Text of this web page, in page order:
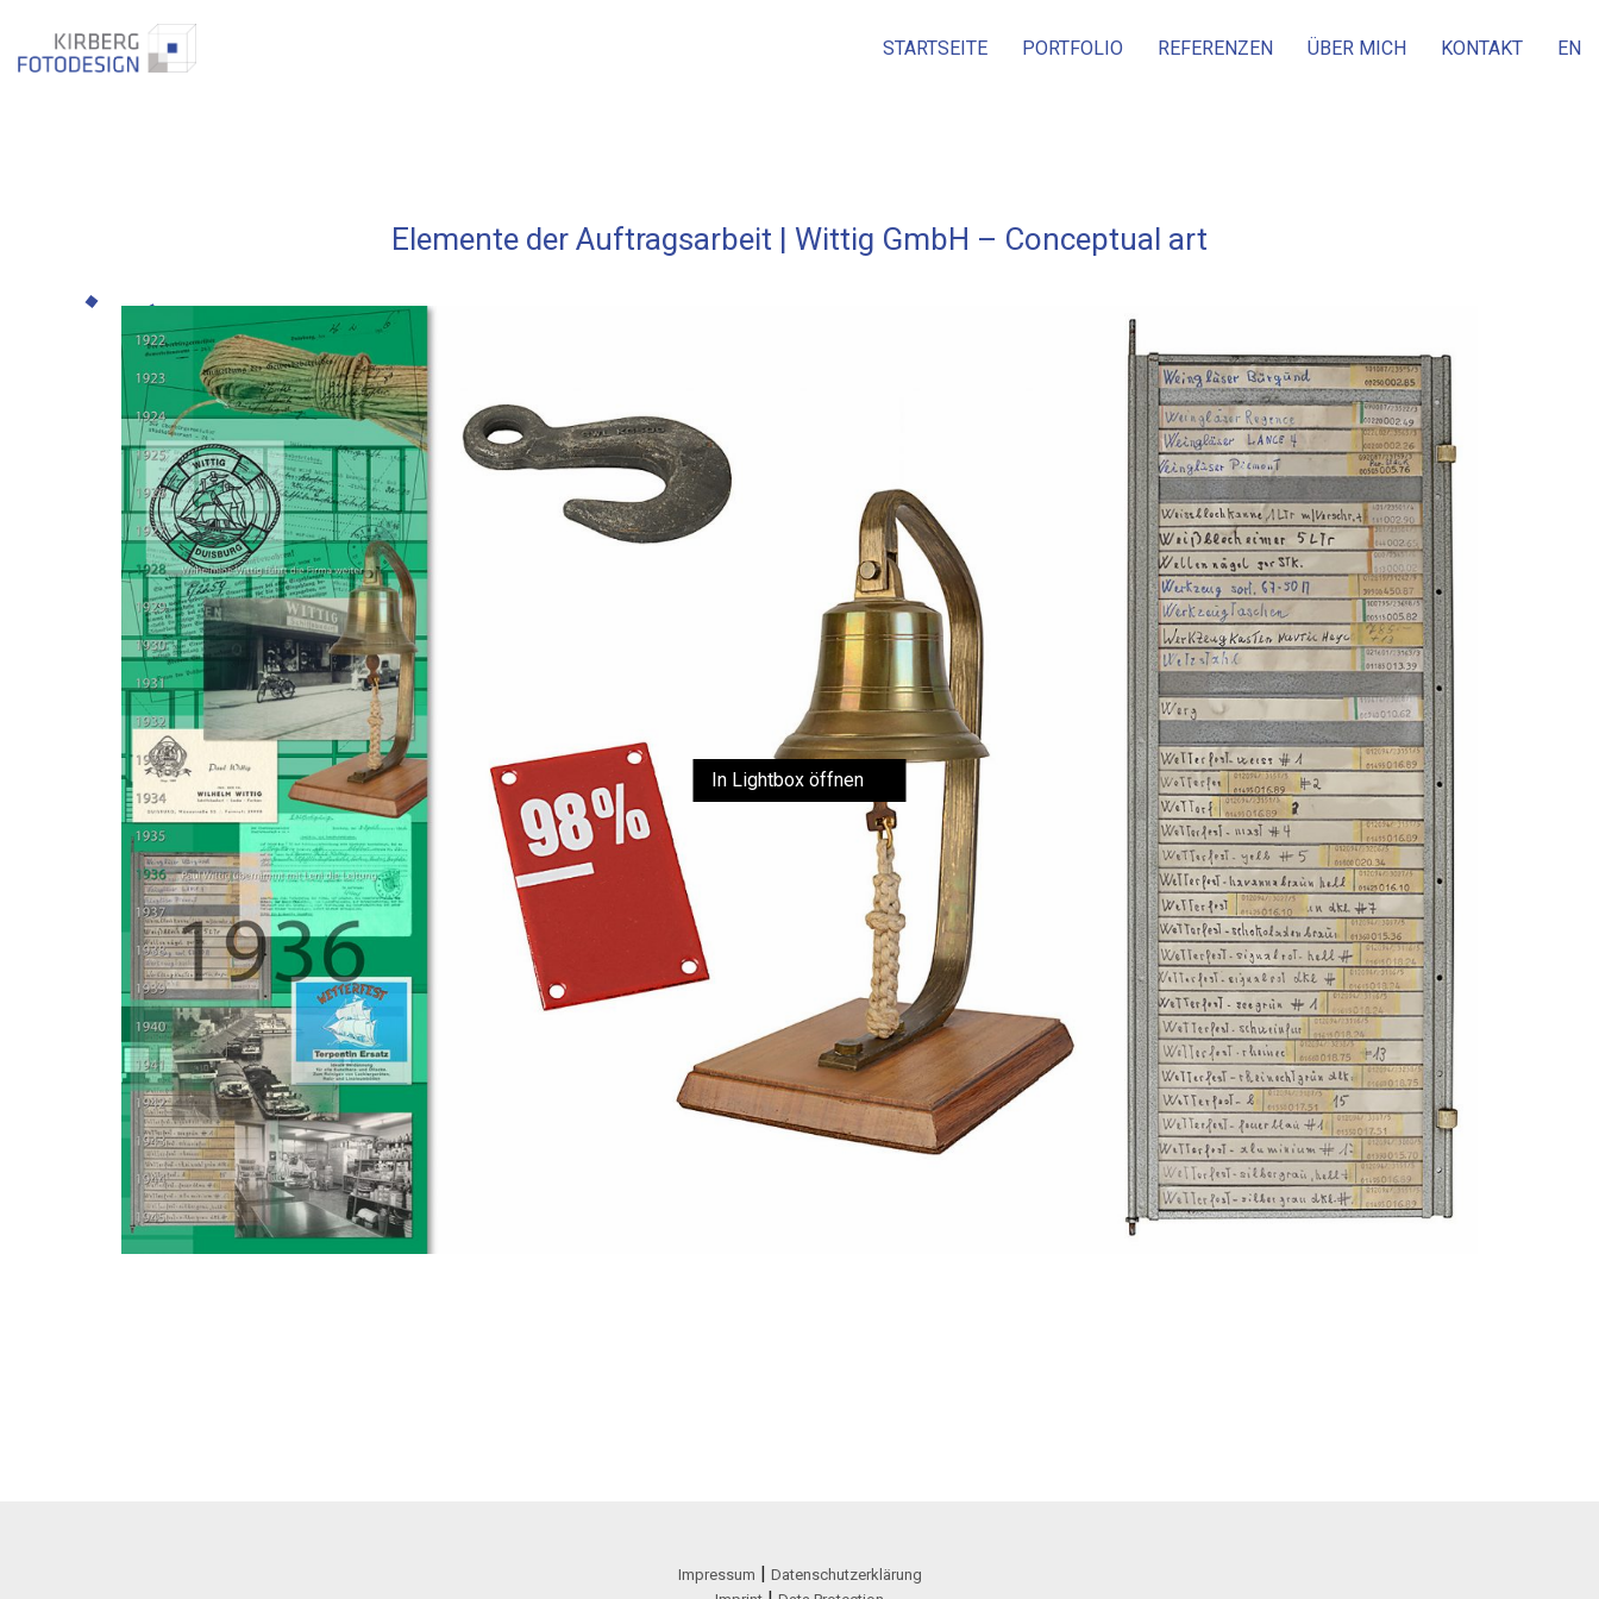
STARTSEITE PORTFOLIO REFERENZEN ÜBER MICH KONTAKT EN
Elemente der Auftragsarbeit | Wittig GmbH – Conceptual art
In Lightbox öffnen
Impressum | Datenschutzerklärung